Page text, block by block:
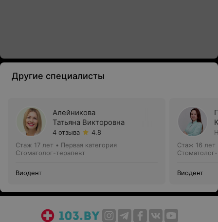
Другие специалисты
Алейникова
Татьяна Викторовна
4 отзыва
4.8
Стаж 17 лет • Первая категория
Стоматолог-терапевт
Виодент
Стаж 16 лет
Виодент